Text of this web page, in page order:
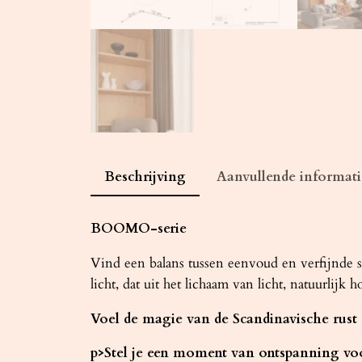
Beschrijving Aanvullende
BOOMO-serie
Vind een balans tussen eenvoud en
licht, dat uit het lichaam van licht, natuurlijk
Voel de magie van de Scandinavische rust
p>Stel je een moment van ontspanning